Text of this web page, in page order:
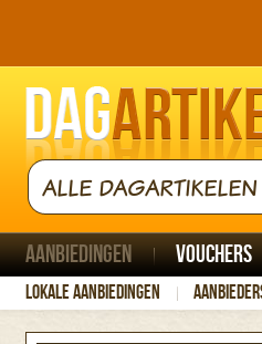
ALLE
Aanbiedingen Vouchers
Lokale aanbiedingen